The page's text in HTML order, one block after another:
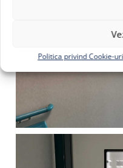
Politica privind Cookie-